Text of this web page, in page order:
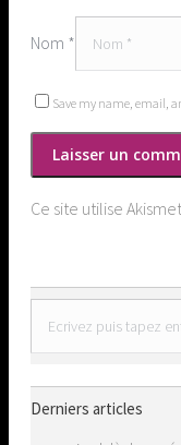
Nom *
Save my name, email,
Ce site utilise
Derniers articles